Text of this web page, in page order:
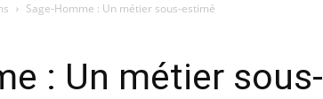
Sage-Homme : Un métier sous-estimé
: Un métier sous-